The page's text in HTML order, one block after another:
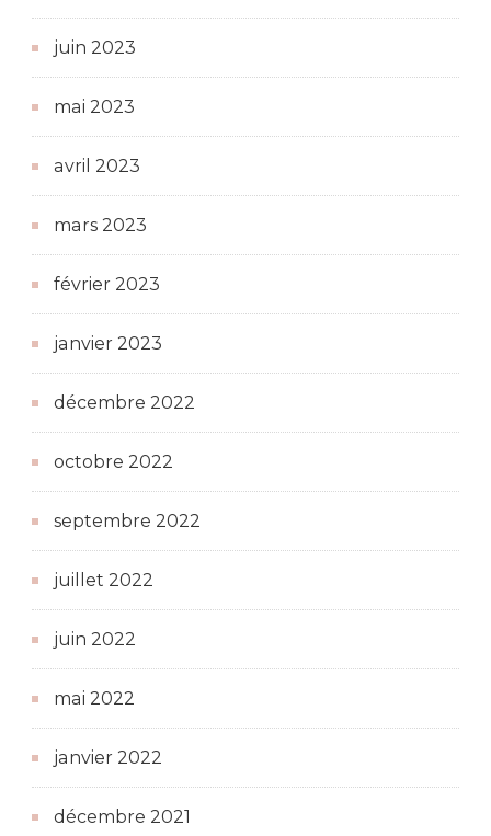
juin 2023
mai 2023
avril 2023
mars 2023
février 2023
janvier 2023
décembre 2022
octobre 2022
septembre 2022
juillet 2022
juin 2022
mai 2022
janvier 2022
décembre 2021